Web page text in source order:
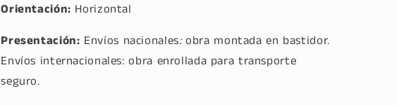
Orientación: Horizontal
Presentación: Envíos nacionales: obra montada en bastidor.
Envíos internacionales: obra enrollada para transporte
seguro.